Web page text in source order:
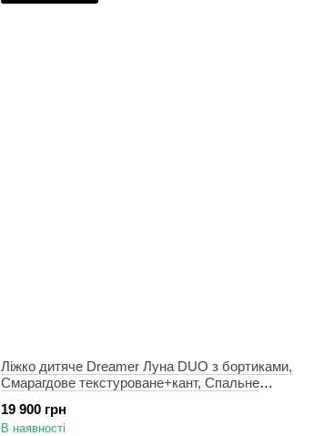
Ліжко дитяче Dreamer Луна DUO з бортиками,
Смарагдове текстуроване+кант, Спальне
19 900 грн
В наявності